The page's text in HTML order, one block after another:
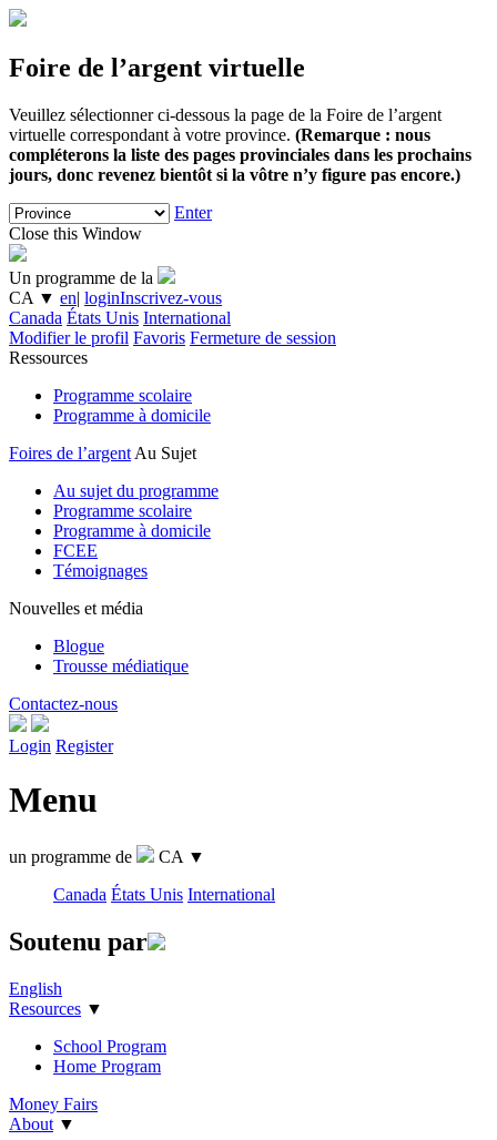
Foire de l’argent virtuelle
Veuillez sélectionner ci-dessous la page de la Foire de l’argent
virtuelle correspondant à votre province. (Remarque : nous
compléterons la liste des pages provinciales dans les prochains
jours, donc revenez bientôt si la vôtre n’y figure pas encore.)
Enter
Close this Window
Un programme de la
CA ▼ en| loginInscrivez-vous
Canada États Unis International
Modifier le profil Favoris Fermeture de session
Ressources
Programme scolaire
Programme à domicile
Foires de l’argent Au Sujet
Au sujet du programme
Programme scolaire
Programme à domicile
FCEE
Témoignages
Nouvelles et média
Blogue
Trousse médiatique
Contactez-nous
Login Register
Menu
un programme de CA ▼
Canada États Unis International
Soutenu par
English
Resources ▼
School Program
Home Program
Money Fairs
About ▼